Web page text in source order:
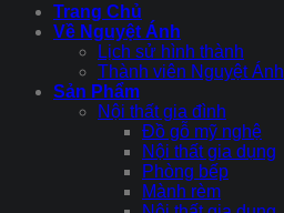
Trang Chủ
Về Nguyệt Ánh
Lịch sử hình thành
Thành viên Nguyệt Ánh
Sản Phẩm
Nội thất gia đình
Đồ gỗ mỹ nghệ
Nội thất gia dụng
Phòng bếp
Mành rèm